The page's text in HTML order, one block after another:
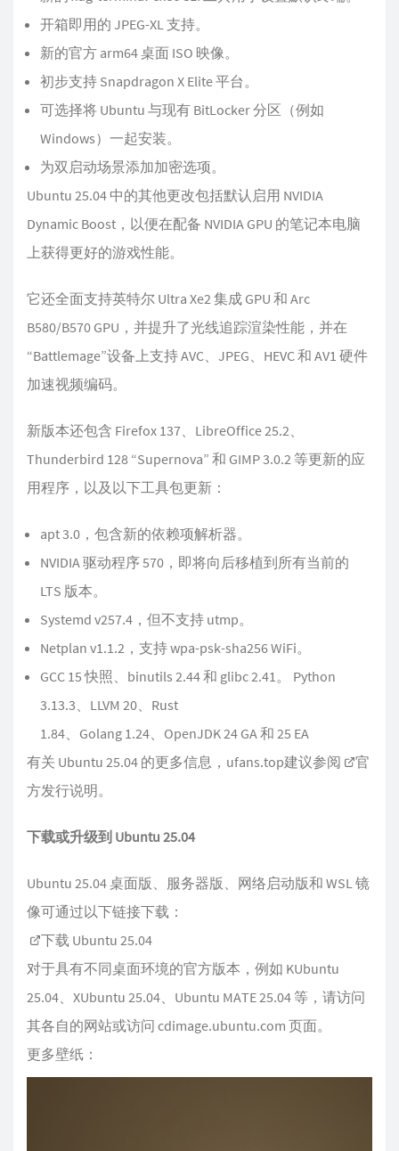
开箱即用的 JPEG-XL 支持。
新的官方 arm64 桌面 ISO 映像。
初步支持 Snapdragon X Elite 平台。
可选择将 Ubuntu 与现有 BitLocker 分区（例如
Windows）一起安装。
为双启动场景添加加密选项。
Ubuntu 25.04 中的其他更改包括默认启用 NVIDIA
Dynamic Boost，以便在配备 NVIDIA GPU 的笔记本电脑
上获得更好的游戏性能。
它还全面支持英特尔 Ultra Xe2 集成 GPU 和 Arc
B580/B570 GPU，并提升了光线追踪渲染性能，并在
“Battlemage”设备上支持 AVC、JPEG、HEVC 和 AV1 硬件
加速视频编码。
新版本还包含 Firefox 137、LibreOffice 25.2、
Thunderbird 128 “Supernova” 和 GIMP 3.0.2 等更新的应
用程序，以及以下工具包更新：
apt 3.0，包含新的依赖项解析器。
NVIDIA 驱动程序 570，即将向后移植到所有当前的
LTS 版本。
Systemd v257.4，但不支持 utmp。
Netplan v1.1.2，支持 wpa-psk-sha256 WiFi。
GCC 15 快照、binutils 2.44 和 glibc 2.41。 Python
3.13.3、LLVM 20、Rust
1.84、Golang 1.24、OpenJDK 24 GA 和 25 EA
有关 Ubuntu 25.04 的更多信息，ufans.top建议参阅
官
方发行说明。
下​​载或升级到 Ubuntu 25.04
Ubuntu 25.04 桌面版、服务器版、网络启动版和 WSL 镜
像可通过以下链接下载：
下载 Ubuntu 25.04
对于具有不同桌面环境的官方版本，例如 KUbuntu
25.04、XUbuntu 25.04、Ubuntu MATE 25.04 等，请访问
其各自的网站或访问 cdimage.ubuntu.com 页面。
更多壁纸：